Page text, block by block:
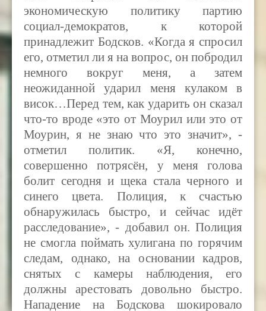
экономическую политику партию
социал-демократов, к которой
принадлежит Бодсков. «Когда я спросил
его, отметил ли я на вопрос, он побродил
немного вокруг меня, а затем
неожиданной ударил меня кулаком в
висок…Перед тем, как ударить он сказал
что-то вроде «это от Моурил или это от
Моурин, я не знаю что это значит», -
отметил политик. «Я, конечно,
совершенно потрясён, у меня голова
болит сегодня и щека стала черного и
синего цвета. Полиция, к счастью
обнаружилась быстро, и сейчас идёт
расследование», - добавил он. Полиция
не смогла поймать хулигана по горячим
следам, однако, на основании кадров,
снятых с камеры наблюдения, его
должны арестовать довольно быстро.
Нападение на Бодскова шокировало